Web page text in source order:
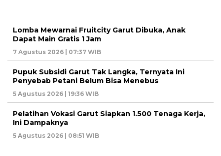
Lomba Mewarnai Fruitcity Garut Dibuka, Anak
Dapat Main Gratis 1 Jam
7 Agustus 2026 | 07:37 WIB
Pupuk Subsidi Garut Tak Langka, Ternyata Ini
Penyebab Petani Belum Bisa Menebus
5 Agustus 2026 | 19:36 WIB
Pelatihan Vokasi Garut Siapkan 1.500 Tenaga Kerja,
Ini Dampaknya
5 Agustus 2026 | 08:51 WIB